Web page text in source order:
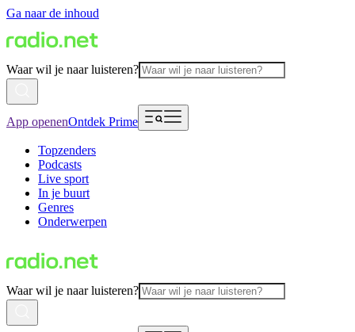
Ga naar de inhoud
Waar wil je naar luisteren?
App openenOntdek Prime
Topzenders
Podcasts
Live sport
In je buurt
Genres
Onderwerpen
Waar wil je naar luisteren?